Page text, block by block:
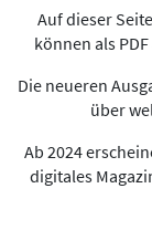
Auf dieser
können als
Die neueren
über
Ab 2024
digitales